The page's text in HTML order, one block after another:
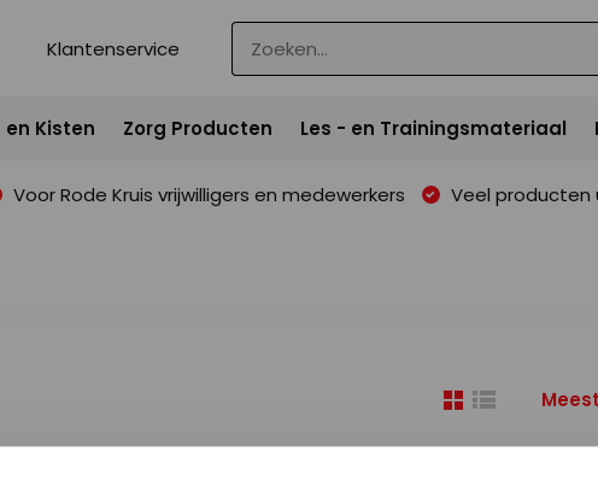
Klantenservice
Kisten Zorg Producten Les - en Trainingsmateriaal
Voor Rode Kruis vrijwilligers en medewerkers Veel producten